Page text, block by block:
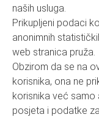
naših usluga.
Prikupljeni podaci
anonimnih
web stranica pruža.
Obzirom da se na
korisnika, ona ne
korisnika već samo
posjeta i podatke